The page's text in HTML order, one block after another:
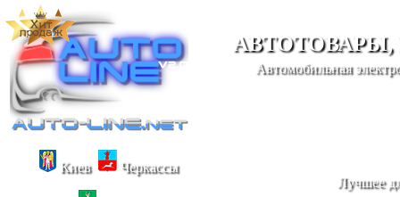
Автомобильная
Киев Черкассы
Лучшее